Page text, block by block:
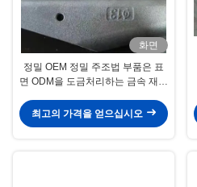
화면
정밀 OEM 정밀 주조법 부품은 표
면 ODM을 도금처리하는 금속 재료
최고의 가격을 얻으십시오